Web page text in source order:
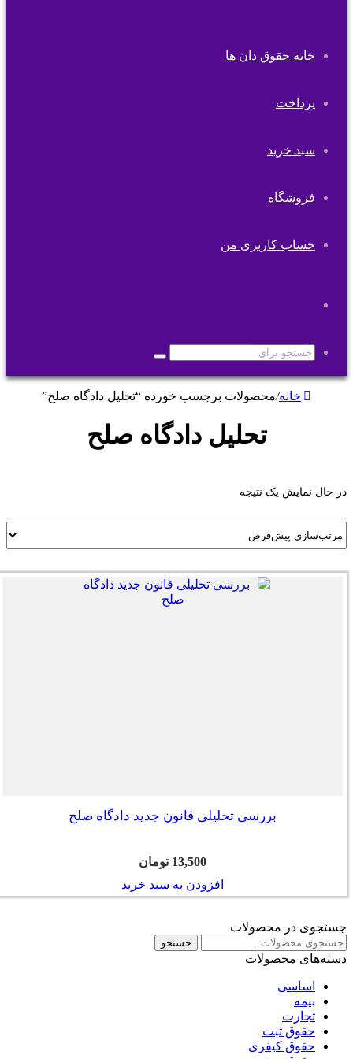
خانه حقوق دان ها
پرداخت
سبد خرید
فروشگاه
حساب کاربری من
پوسته
جستجو
برای
خانه/محصولات برچسب خورده “تحلیل دادگاه صلح”
تحلیل دادگاه صلح
در حال نمایش یک نتیجه
بررسی تحلیلی قانون جدید دادگاه صلح
13,500 تومان
افزودن به سبد خرید
جستجوی در محصولات
جستجو
برای:
جستجو
دسته‌های محصولات
اساسی
بیمه
تجارت
حقوق ثبت
حقوق کیفری